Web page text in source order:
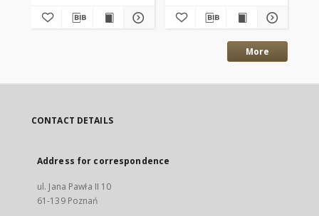
More
CONTACT DETAILS
Address for correspondence
ul. Jana Pawła II 10
61-139 Poznań